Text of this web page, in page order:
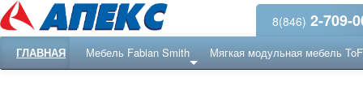
8(846) 2-709-
ГЛАВНАЯ Мебель Fabian Smith Мягкая модульная мебель